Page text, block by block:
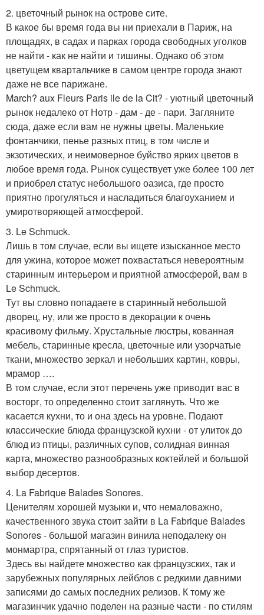
2. цветочный рынок на острове сите.
В какое бы время года вы ни приехали в Париж, на
площадях, в садах и парках города свободных уголков
не найти - как не найти и тишины. Однако об этом
цветущем квартальчике в самом центре города знают
даже не все парижане.
March? aux Fleurs Paris ile de la Cit? - уютный цветочный
рынок недалеко от Нотр - дам - де - пари. Загляните
сюда, даже если вам не нужны цветы. Маленькие
фонтанчики, пенье разных птиц, в том числе и
экзотических, и неимоверное буйство ярких цветов в
любое время года. Рынок существует уже более 100 лет
и приобрел статус небольшого оазиса, где просто
приятно прогуляться и насладиться благоуханием и
умиротворяющей атмосферой.
3. Le Schmuck.
Лишь в том случае, если вы ищете изысканное место
для ужина, которое может похвастаться невероятным
старинным интерьером и приятной атмосферой, вам в
Le Schmuck.
Тут вы словно попадаете в старинный небольшой
дворец, ну, или же просто в декорации к очень
красивому фильму. Хрустальные люстры, кованная
мебель, старинные кресла, цветочные или узорчатые
ткани, множество зеркал и небольших картин, ковры,
мрамор ….
В том случае, если этот перечень уже приводит вас в
восторг, то определенно стоит заглянуть. Что же
касается кухни, то и она здесь на уровне. Подают
классические блюда французской кухни - от улиток до
блюд из птицы, различных супов, солидная винная
карта, множество разнообразных коктейлей и большой
выбор десертов.
4. La Fabrique Balades Sonores.
Ценителям хорошей музыки и, что немаловажно,
качественного звука стоит зайти в La Fabrique Balades
Sonores - большой магазин винила неподалеку он
монмартра, спрятанный от глаз туристов.
Здесь вы найдете множество как французских, так и
зарубежных популярных лейблов с редкими давними
записями до самых последних релизов. К тому же
магазинчик удачно поделен на разные части - по стилям